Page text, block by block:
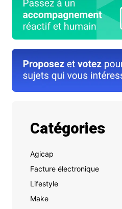
Catégories
Agicap
Facture électronique
Lifestyle
Make